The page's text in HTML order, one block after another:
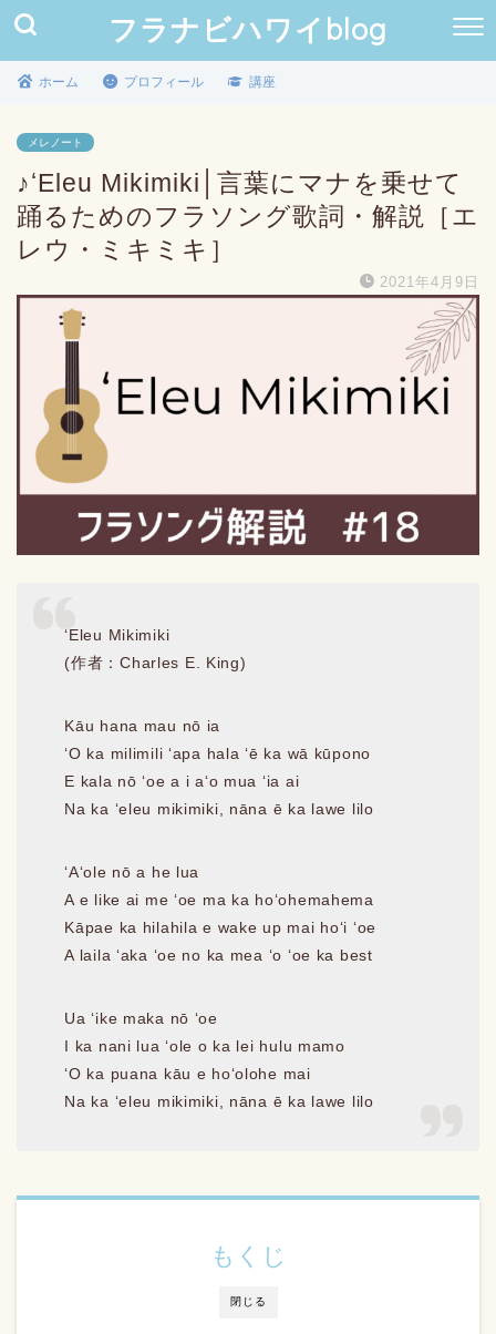
フラナビハワイblog
ホーム プロフィール 講座
メレノート
♪ʻEleu Mikimiki│言葉にマナを乗せて
踊るためのフラソング歌詞・解説［エ
レウ・ミキミキ］
2021年4月9日
ʻEleu Mikimiki
(作者：Charles E. King)
Kāu hana mau nō ia
ʻO ka milimili ʻapa hala ʻē ka wā kūpono
E kala nō ʻoe a i aʻo mua ʻia ai
Na ka ʻeleu mikimiki, nāna ē ka lawe lilo
ʻAʻole nō a he lua
A e like ai me ʻoe ma ka hoʻohemahema
Kāpae ka hilahila e wake up mai hoʻi ʻoe
A laila ʻaka ʻoe no ka mea ʻo ʻoe ka best
Ua ʻike maka nō ʻoe
I ka nani lua ʻole o ka lei hulu mamo
ʻO ka puana kāu e hoʻolohe mai
Na ka ʻeleu mikimiki, nāna ē ka lawe lilo
閉じる
もくじ